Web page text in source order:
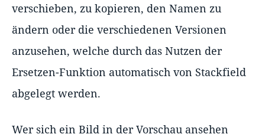
verschieben, zu kopieren, den Namen zu
ändern oder die verschiedenen Versionen
anzusehen, welche durch das Nutzen der
Ersetzen-Funktion automatisch von Stackfield
abgelegt werden.
Wer sich ein Bild in der Vorschau ansehen